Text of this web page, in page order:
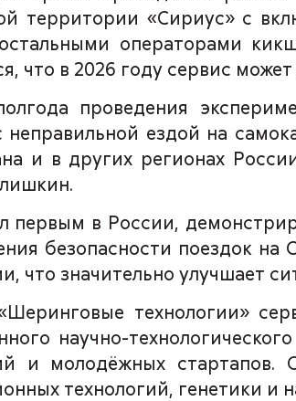
территории «Сириус» с
операторами
что в 2026 году сервис
проведения
неправильной ездой на
и в других регионах
первым в России,
безопасности поездок на
что значительно улучшает
технологии»
научно-
и молодёжных стартапов.
технологий, генетики и